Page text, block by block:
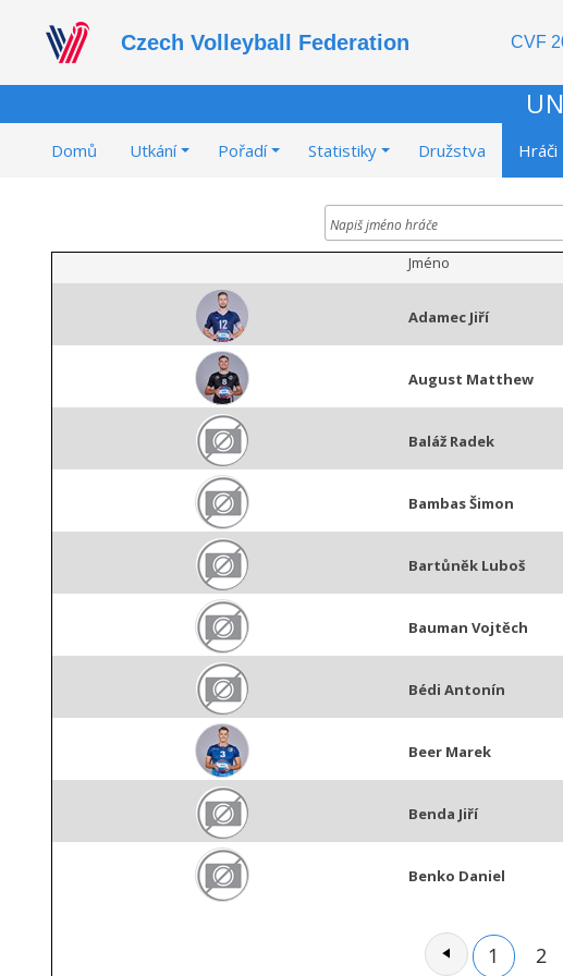
Czech Volleyball Federation CVF
Domů Utkání Pořadí Statistiky Družstva Hráči
Jméno
Adamec Jiří
August Matthew
Baláž Radek
Bambas Šimon
Bartůněk Luboš
Bauman Vojtěch
Bédi Antonín
Beer Marek
Benda Jiří
Benko Daniel
1 2